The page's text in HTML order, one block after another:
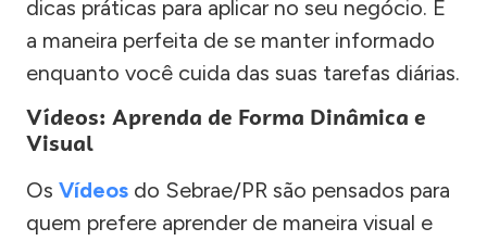
dicas práticas para aplicar no seu negócio. É
a maneira perfeita de se manter informado
enquanto você cuida das suas tarefas diárias.
Vídeos: Aprenda de Forma Dinâmica e
Visual
Os Vídeos do Sebrae/PR são pensados para
quem prefere aprender de maneira visual e